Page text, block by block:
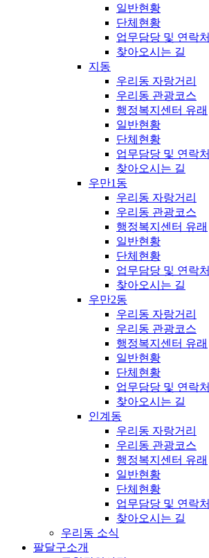
일반현황
단체현황
업무담당 및 연락처
찾아오시는 길
지동
우리동 자랑거리
우리동 관광코스
행정복지센터 유래
일반현황
단체현황
업무담당 및 연락처
찾아오시는 길
우만1동
우리동 자랑거리
우리동 관광코스
행정복지센터 유래
일반현황
단체현황
업무담당 및 연락처
찾아오시는 길
우만2동
우리동 자랑거리
우리동 관광코스
행정복지센터 유래
일반현황
단체현황
업무담당 및 연락처
찾아오시는 길
인계동
우리동 자랑거리
우리동 관광코스
행정복지센터 유래
일반현황
단체현황
업무담당 및 연락처
찾아오시는 길
우리동 소식
팔달구소개